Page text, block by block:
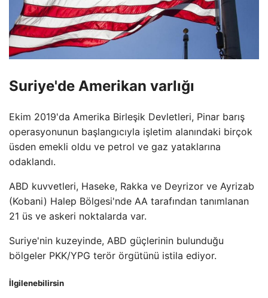
Suriye'de Amerikan varlığı
Ekim 2019'da Amerika Birleşik Devletleri, Pinar barış
operasyonunun başlangıcıyla işletim alanındaki birçok
üsden emekli oldu ve petrol ve gaz yataklarına
odaklandı.
ABD kuvvetleri, Haseke, Rakka ve Deyrizor ve Ayrizab
(Kobani) Halep Bölgesi'nde AA tarafından tanımlanan
21 üs ve askeri noktalarda var.
Suriye'nin kuzeyinde, ABD güçlerinin bulunduğu
bölgeler PKK/YPG terör örgütünü istila ediyor.
İlgilenebilirsin